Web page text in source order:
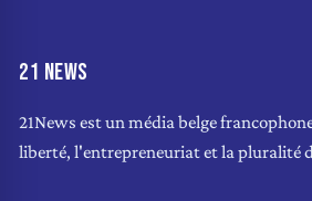
21 NEWS
21News est un média belge
liberté, l'entrepreneuriat et la pluralité